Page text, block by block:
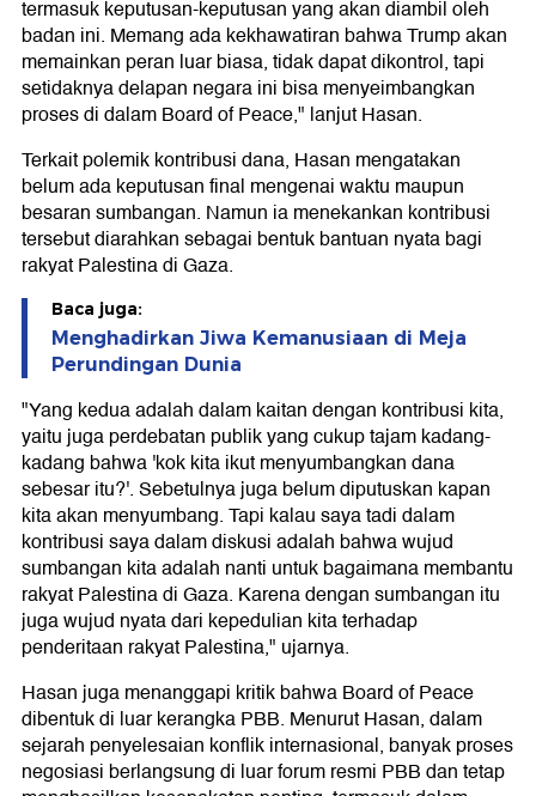
termasuk keputusan-keputusan yang akan diambil oleh
badan ini. Memang ada kekhawatiran bahwa Trump akan
memainkan peran luar biasa, tidak dapat dikontrol, tapi
setidaknya delapan negara ini bisa menyeimbangkan
proses di dalam Board of Peace," lanjut Hasan.
Terkait polemik kontribusi dana, Hasan mengatakan
belum ada keputusan final mengenai waktu maupun
besaran sumbangan. Namun ia menekankan kontribusi
tersebut diarahkan sebagai bentuk bantuan nyata bagi
rakyat Palestina di Gaza.
Baca juga:
Menghadirkan Jiwa Kemanusiaan di Meja
Perundingan Dunia
"Yang kedua adalah dalam kaitan dengan kontribusi kita,
yaitu juga perdebatan publik yang cukup tajam kadang-
kadang bahwa 'kok kita ikut menyumbangkan dana
sebesar itu?'. Sebetulnya juga belum diputuskan kapan
kita akan menyumbang. Tapi kalau saya tadi dalam
kontribusi saya dalam diskusi adalah bahwa wujud
sumbangan kita adalah nanti untuk bagaimana membantu
rakyat Palestina di Gaza. Karena dengan sumbangan itu
juga wujud nyata dari kepedulian kita terhadap
penderitaan rakyat Palestina," ujarnya.
Hasan juga menanggapi kritik bahwa Board of Peace
dibentuk di luar kerangka PBB. Menurut Hasan, dalam
sejarah penyelesaian konflik internasional, banyak proses
negosiasi berlangsung di luar forum resmi PBB dan tetap